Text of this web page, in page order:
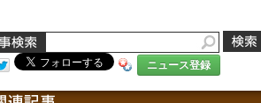
ニュース登録